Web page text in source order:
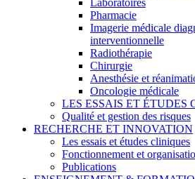
Laboratoires
Pharmacie
Imagerie médicale
interventionnelle
Radiothérapie
Chirurgie
Anesthésie et
Oncologie médicale
LES ESSAIS ET ÉTUDES
Qualité et gestion des risques
RECHERCHE ET INNOVATION
Les essais et études cliniques
Fonctionnement et
Publications